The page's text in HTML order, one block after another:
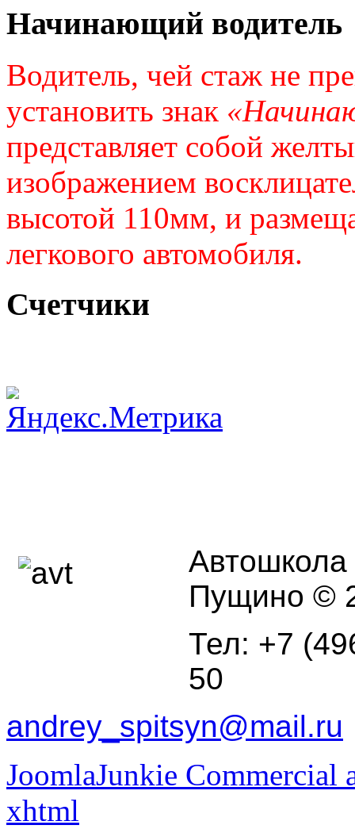
Начинающий водитель
Водитель, чей стаж не
установить знак
представляет собой
изображением
высотой 110мм, и
легкового автомобиля.
Счетчики
Автошкола
Пущино ©
Тел: +7
50
andrey_spitsyn@mail.ru
JoomlaJunkie Commercial
xhtml